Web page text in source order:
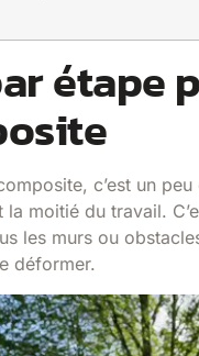
étape
c’est un
moitié du travail.
les murs ou
déformer.